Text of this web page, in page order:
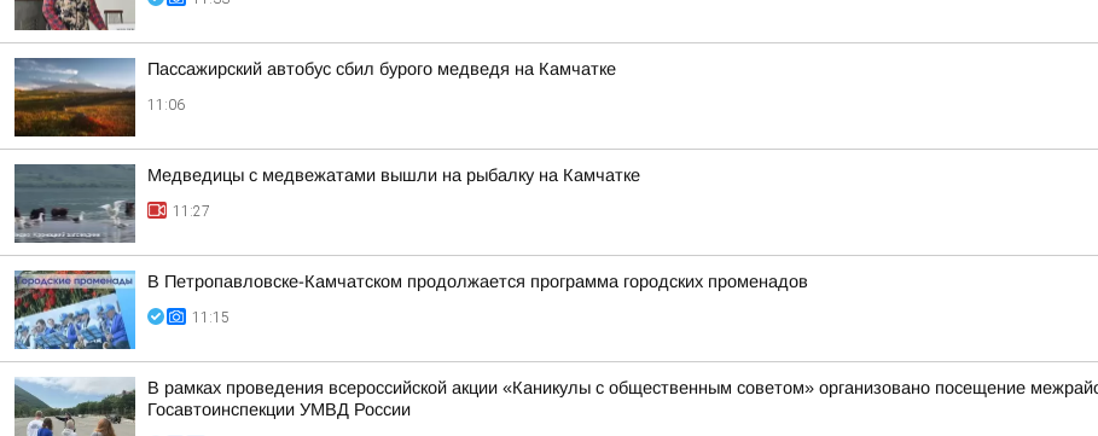
Пассажирский автобус сбил бурого медведя на Камчатке
11:06
Медведицы с медвежатами вышли на рыбалку на Камчатке
11:27
В Петропавловске-Камчатском продолжается программа городских променадов
11:15
В рамках проведения всероссийской акции «Каникулы с общественным советом» организовано посещение
Госавтоинспекции УМВД России